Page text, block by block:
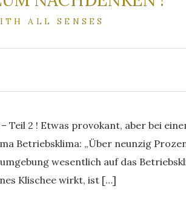
ALL SENSES
Teil 2 ! Etwas provokant, aber bei
Betriebsklima: „Über neunzig
wesentlich auf das
Klischee wirkt, ist […]